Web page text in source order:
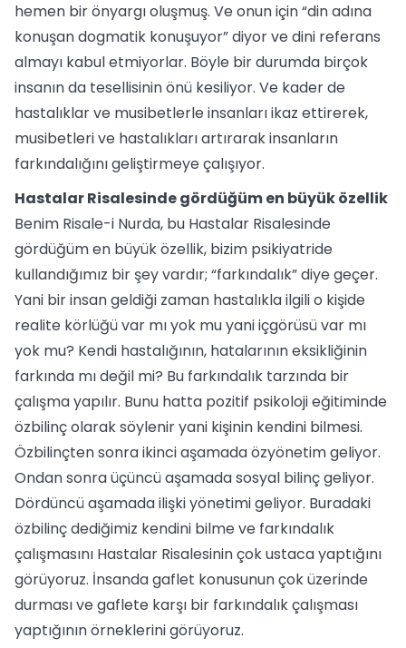
hemen bir önyargı oluşmuş. Ve onun için “din adına
konuşan dogmatik konuşuyor” diyor ve dini referans
almayı kabul etmiyorlar. Böyle bir durumda birçok
insanın da tesellisinin önü kesiliyor. Ve kader de
hastalıklar ve musibetlerle insanları ikaz ettirerek,
musibetleri ve hastalıkları artırarak insanların
farkındalığını geliştirmeye çalışıyor.
Hastalar Risalesinde gördüğüm en büyük özellik
Benim Risale-i Nurda, bu Hastalar Risalesinde
gördüğüm en büyük özellik, bizim psikiyatride
kullandığımız bir şey vardır; “farkındalık” diye geçer.
Yani bir insan geldiği zaman hastalıkla ilgili o kişide
realite körlüğü var mı yok mu yani içgörüsü var mı
yok mu? Kendi hastalığının, hatalarının eksikliğinin
farkında mı değil mi? Bu farkındalık tarzında bir
çalışma yapılır. Bunu hatta pozitif psikoloji eğitiminde
özbilinç olarak söylenir yani kişinin kendini bilmesi.
Özbilinçten sonra ikinci aşamada özyönetim geliyor.
Ondan sonra üçüncü aşamada sosyal bilinç geliyor.
Dördüncü aşamada ilişki yönetimi geliyor. Buradaki
özbilinç dediğimiz kendini bilme ve farkındalık
çalışmasını Hastalar Risalesinin çok ustaca yaptığını
görüyoruz. İnsanda gaflet konusunun çok üzerinde
durması ve gaflete karşı bir farkındalık çalışması
yaptığının örneklerini görüyoruz.